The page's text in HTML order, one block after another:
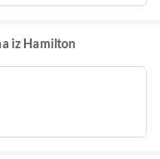
iz Hamilton